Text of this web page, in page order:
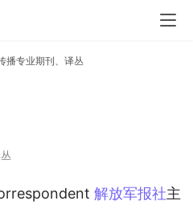
播专业期刊、译丛
解放军报社主